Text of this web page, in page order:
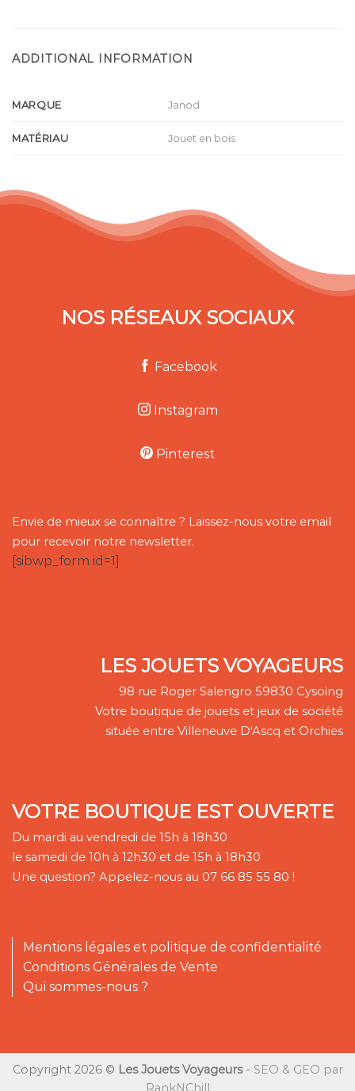
ADDITIONAL INFORMATION
MARQUE Janod
MATÉRIAU Jouet en bois
NOS RÉSEAUX SOCIAUX
Facebook
Instagram
Pinterest
Envie de mieux se connaître ? Laissez-nous votre email
pour recevoir notre newsletter.
[sibwp_form id=1]
LES JOUETS VOYAGEURS
98 rue Roger Salengro 59830 Cysoing
Votre boutique de jouets et jeux de société
située entre Villeneuve D'Ascq et Orchies
VOTRE BOUTIQUE EST OUVERTE
Du mardi au vendredi de 15h à 18h30
le samedi de 10h à 12h30 et de 15h à 18h30
Une question? Appelez-nous au 07 66 85 55 80 !
Mentions légales et politique de confidentialité
Conditions Générales de Vente
Qui sommes-nous ?
Copyright 2026 © Les Jouets Voyageurs- SEO & GEO par
RankNChill